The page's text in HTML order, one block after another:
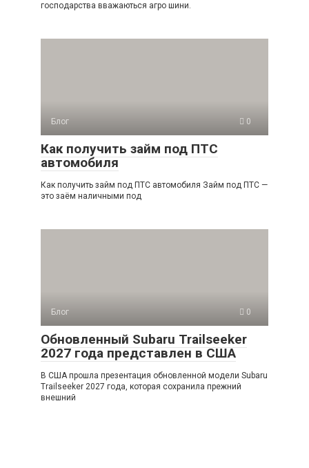
господарства вважаються агро шини.
Блог 0
Как получить займ под ПТС
автомобиля
Как получить займ под ПТС автомобиля Займ под ПТС —
это заём наличными под
Блог 0
Обновленный Subaru Trailseeker
2027 года представлен в США
В США прошла презентация обновленной модели Subaru
Trailseeker 2027 года, которая сохранила прежний
внешний